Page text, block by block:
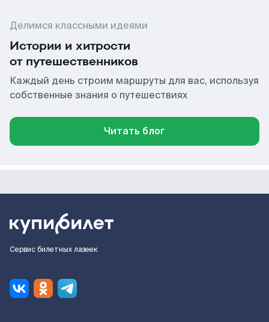
Делимся классными идеями
Истории и хитрости
от путешественников
Каждый день строим маршруты для вас, используя
собственные знания о путешествиях
Читать блог
Сервис билетных лазеек